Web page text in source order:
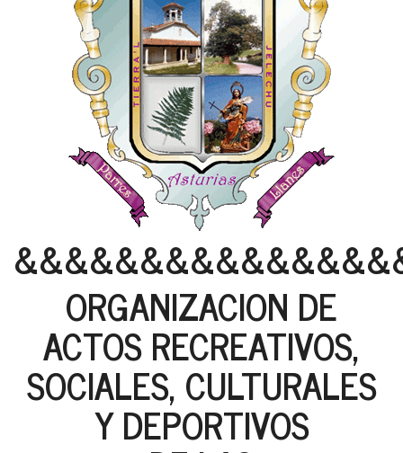
ORGANIZACION DE
ACTOS RECREATIVOS,
SOCIALES, CULTURALES
Y DEPORTIVOS